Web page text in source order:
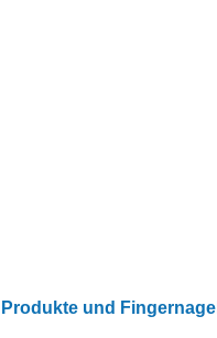
und Fingernagel